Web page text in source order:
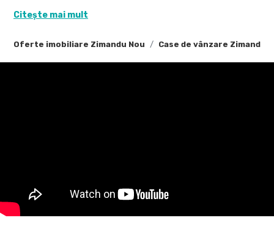
Oferte imobiliare Zimandu Nou Case de vânzare Zimandu
Detalii proprietate:
Suprafață construită: 160 mp
Suprafață teren: 600 mp
1 living spațios
1 bucătărie
Citește mai mult